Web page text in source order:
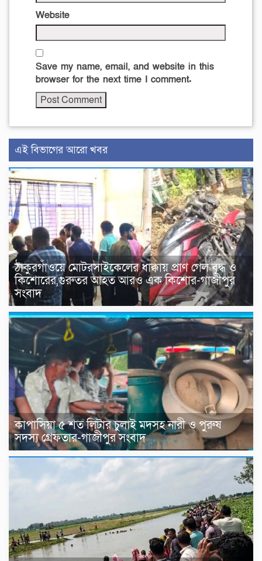
Website
Save my name, email, and website in this
browser for the next time I comment.
এই বিভাগের আরো খবর
ঠাকুরগাঁওয়ে মোটরসাইকেলের ধাক্কায় প্রাণ গেল বৃদ্ধ ও
কিশোরের,গুরুতর আহত আরও এক কিশোর-গাজীপুর
সংবাদ
কাপাসিয়া ৫ শত লিটার চুলাই মদসহ নারী ও পুরুষ
সদস্য গ্রেফতার-গাজীপুর সংবাদ